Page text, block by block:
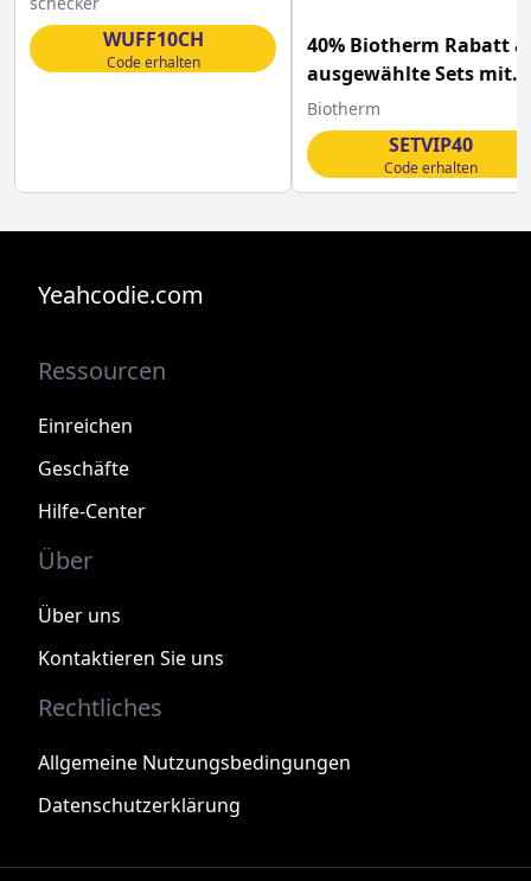
WUFF10CH
Code erhalten
40% Biotherm Rabatt
ausgewählte Sets mit
diesem Code
Biotherm
SETVIP40
Code erhalten
Yeahcodie.com
Ressourcen
Einreichen
Geschäfte
Hilfe-Center
Über
Über uns
Kontaktieren Sie uns
Rechtliches
Allgemeine Nutzungsbedingungen
Datenschutzerklärung